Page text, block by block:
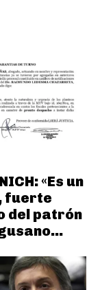
«Es un
fuerte
del patrón